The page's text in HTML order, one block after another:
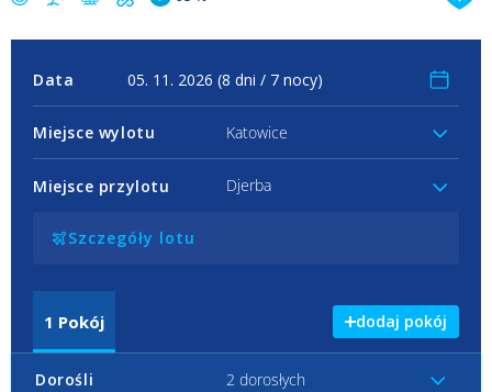
Data
Miejsce wylotu Katowice
Miejsce przylotu Djerba
Szczegóły lotu
1 Pokój dodaj pokój
Dorośli 2 dorosłych